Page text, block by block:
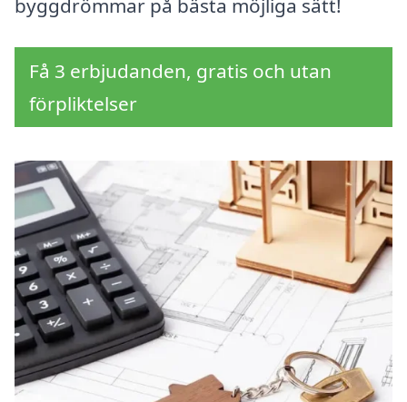
byggdrömmar på bästa möjliga sätt!
Få 3 erbjudanden, gratis och utan
förpliktelser